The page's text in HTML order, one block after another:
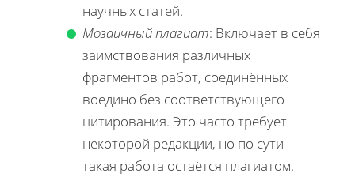
научных статей.
Мозаичный плагиат: Включает в себя
заимствования различных
фрагментов работ, соединённых
воедино без соответствующего
цитирования. Это часто требует
некоторой редакции, но по сути
такая работа остаётся плагиатом.